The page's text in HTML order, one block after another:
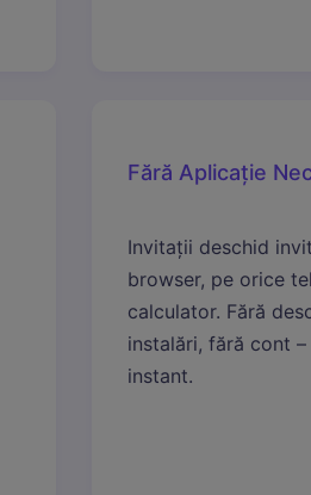
Fără Aplicație
Invitații deschid
browser, pe orice
calculator. Fără
instalări, fără cont
instant.